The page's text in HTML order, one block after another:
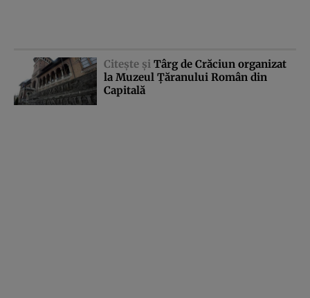
Citeşte şi Târg de Crăciun organizat
la Muzeul Ţăranului Român din
Capitală